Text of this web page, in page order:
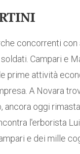
concorrenti
soldati. Campari e
prime attività
A Novara
ancora oggi
l'erborista
e dei mille